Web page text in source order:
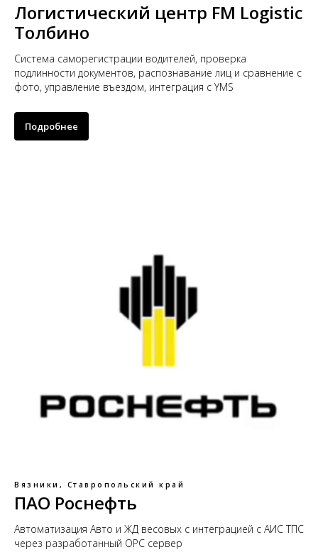
Логистический центр FM Logistic
Толбино
Система саморегистрации водителей, проверка
подлинности документов, распознавание лиц и сравнение с
фото, управление въездом, интеграция с YMS
Подробнее
Вязники, Ставропольский край
ПАО Роснефть
Автоматизация Авто и ЖД весовых с интеграцией с АИС ТПС
через разработанный ОРС сервер